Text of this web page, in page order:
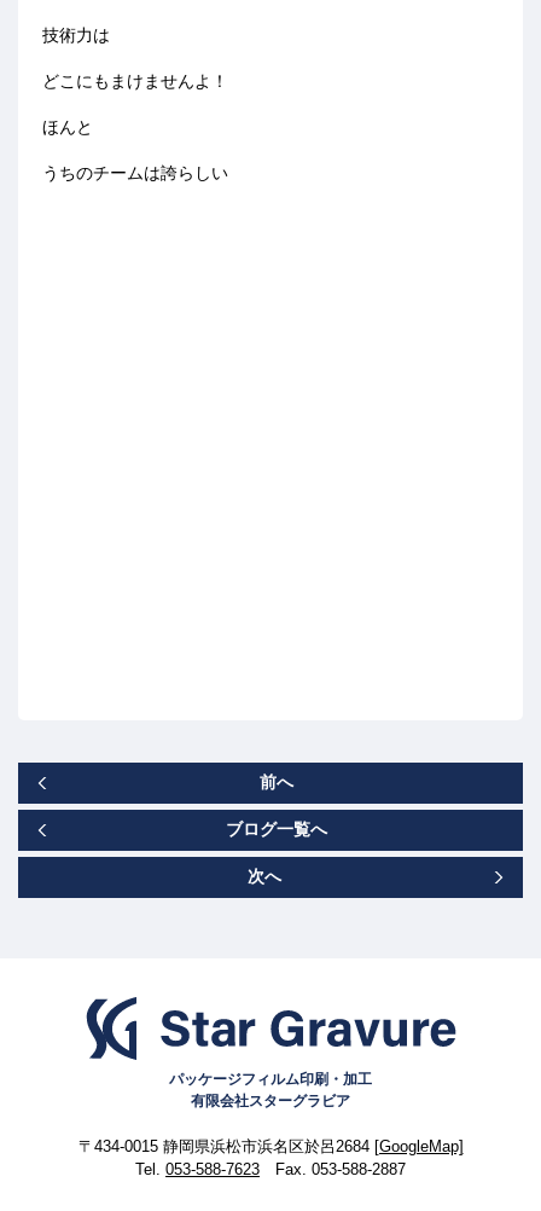
技術力は
どこにもまけませんよ！
ほんと
うちのチームは誇らしい
前へ
ブログ一覧へ
次へ
パッケージフィルム印刷・加工
有限会社スターグラビア
〒434-0015 静岡県浜松市浜名区於呂2684 [GoogleMap]
Tel. 053-588-7623 Fax. 053-588-2887